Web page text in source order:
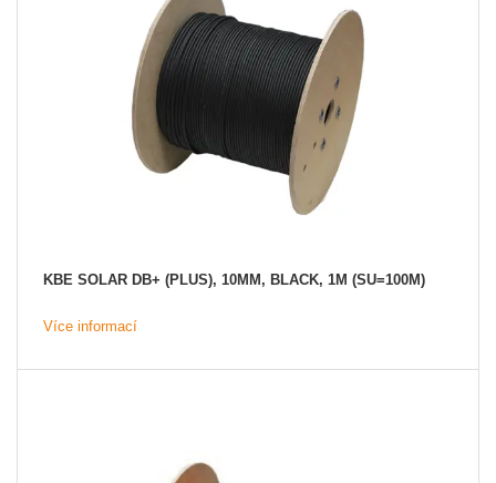
KBE SOLAR DB+ (PLUS), 10MM, BLACK, 1M (SU=100M)
Více informací